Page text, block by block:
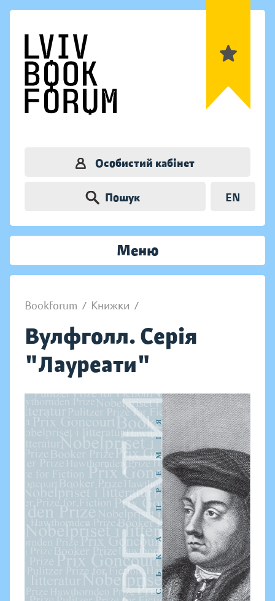
Особистий кабінет
Пошук EN
Меню
Bookforum / Книжки /
Вулфголл. Серія
"Лауреати"